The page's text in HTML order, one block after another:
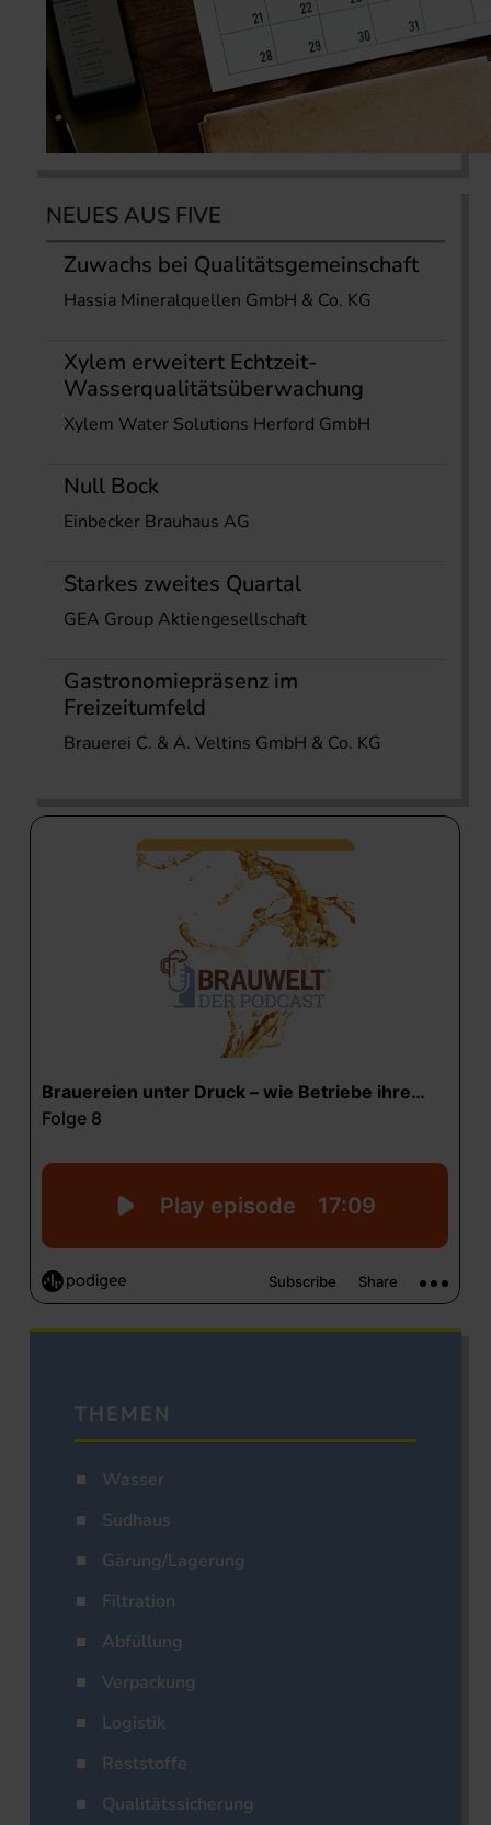
NEUES AUS FIVE
Zuwachs bei Qualitätsgemeinschaft
Hassia Mineralquellen GmbH & Co. KG
Xylem erweitert Echtzeit-
Wasserqualitätsüberwachung
Xylem Water Solutions Herford GmbH
Null Bock
Einbecker Brauhaus AG
Starkes zweites Quartal
GEA Group Aktiengesellschaft
Gastronomiepräsenz im
Freizeitumfeld
Brauerei C. & A. Veltins GmbH & Co. KG
THEMEN
Wasser
Sudhaus
Gärung/Lagerung
Filtration
Abfüllung
Verpackung
Logistik
Reststoffe
Qualitätssicherung